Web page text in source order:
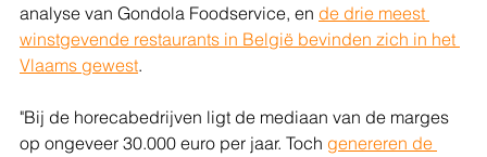
analyse van Gondola Foodservice, en de drie meest
winstgevende restaurants in België bevinden zich in het
Vlaams gewest.
"Bij de horecabedrijven ligt de mediaan van de marges
op ongeveer 30.000 euro per jaar. Toch genereren de